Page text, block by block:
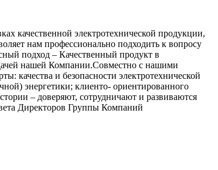
качественной электротехнической продукции,
нам профессионально подходить к вопросу
подход – Качественный продукт в
нашей Компании.Совместно с нашими
качества и безопасности электротехнической
энергетики; клиенто- ориентированного
– доверяют, сотрудничают и развиваются
Директоров Группы Компаний